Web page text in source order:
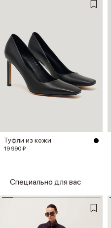
Туфли из кожи
19 990 ₽
Специально для вас